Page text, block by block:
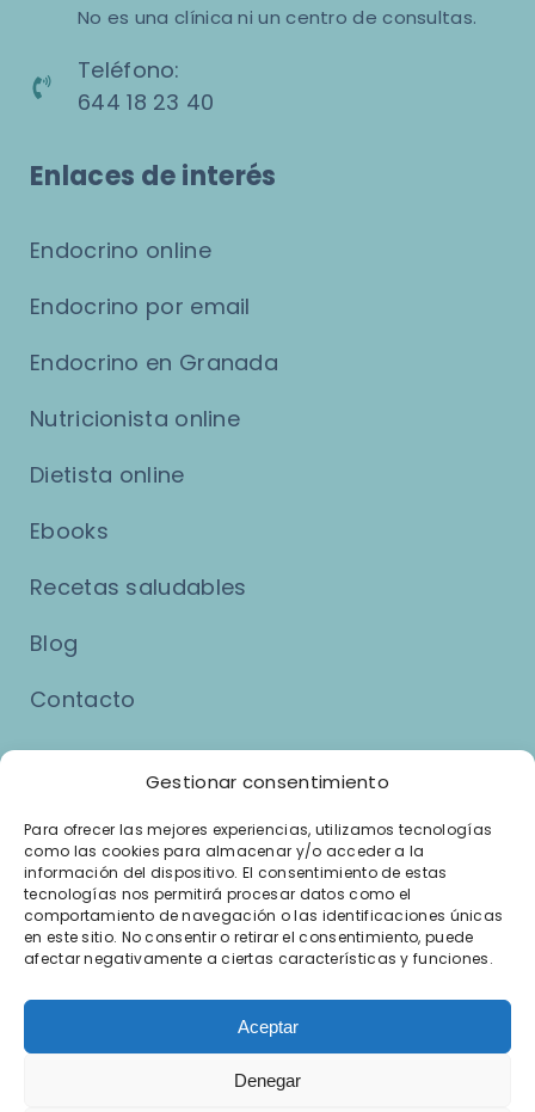
Gestionar consentimiento
Para ofrecer las mejores experiencias, utilizamos tecnologías
como las cookies para almacenar y/o acceder a la
información del dispositivo. El consentimiento de estas
tecnologías nos permitirá procesar datos como el
comportamiento de navegación o las identificaciones únicas
en este sitio. No consentir o retirar el consentimiento, puede
afectar negativamente a ciertas características y funciones.
Aceptar
Denegar
No es una clínica ni un centro de consultas.
Teléfono:
644 18 23 40
Enlaces de interés
Endocrino online
Endocrino por email
Endocrino en Granada
Nutricionista online
Dietista online
Ebooks
Recetas saludables
Blog
Contacto
Asuntos Legales
Aviso Legal
Política de Privacidad
Política de Cookies
Términos y Condiciones del Servicio